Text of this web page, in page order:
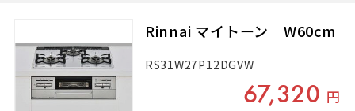
Rinnai マイトーン W60cm
RS31W27P12DGVW
67,320 円